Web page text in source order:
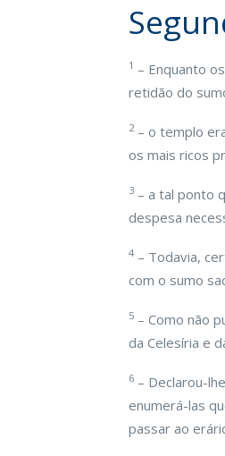
1 – Enquanto
retidão do
2– o templo
os mais ricos
3 – a tal ponto
despesa
4 – Todavia,
com o sumo
5 – Como não
da Celesíria e
6 – Declarou-
enumerá-las
passar ao